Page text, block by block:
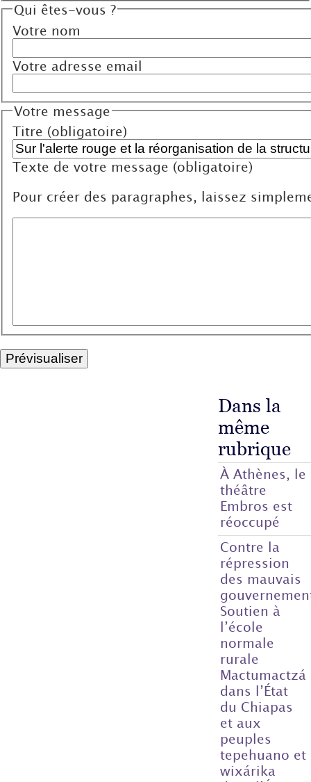
Qui êtes-vous ?
Votre nom
Votre adresse email
Votre message
Titre (obligatoire)
Texte de votre message (obligatoire)
Pour créer des paragraphes, laissez
Dans la
même
rubrique
À Athènes, le
théâtre
Embros est
réoccupé
Contre la
répression
des mauvais
Soutien à
l’école
normale
rurale
Mactumactzá
dans l’État
du Chiapas
et aux
peuples
tepehuano et
wixárika